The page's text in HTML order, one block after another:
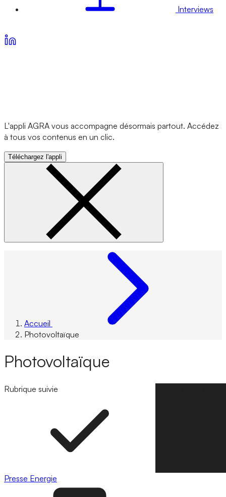
Interviews
L'appli AGRA vous accompagne désormais partout. Accédez
à tous vos contenus en un clic.
Téléchargez l'appli
Accueil
Photovoltaïque
Photovoltaïque
Rubrique suivie
Presse Energie